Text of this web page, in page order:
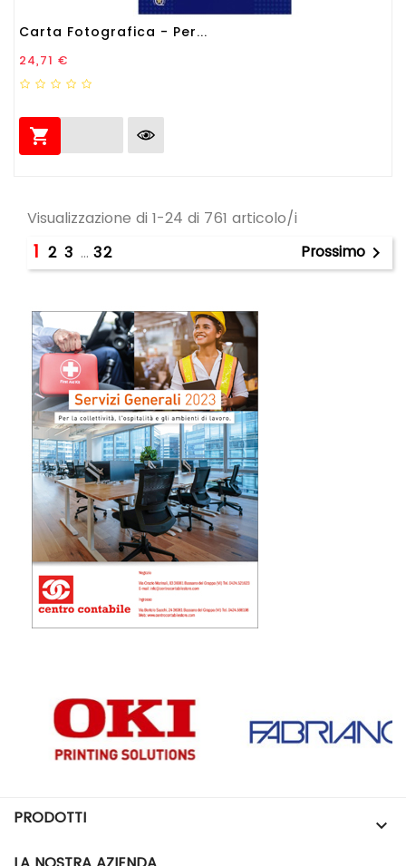
Carta Fotografica - Per...
Prezzo
24,71 €

Visualizzazione di 1-24 di 761 articolo/i
1 2 3 … 32 Prossimo 
PRODOTTI 